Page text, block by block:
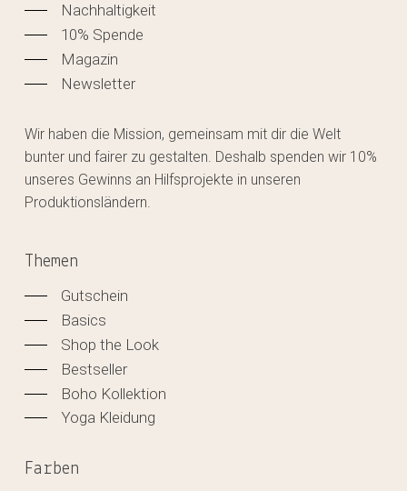
Nachhaltigkeit
10% Spende
Magazin
Newsletter
Wir haben die Mission, gemeinsam mit dir die Welt
bunter und fairer zu gestalten. Deshalb spenden wir 10%
unseres Gewinns an Hilfsprojekte in unseren
Produktionsländern.
Themen
Gutschein
Basics
Shop the Look
Bestseller
Boho Kollektion
Yoga Kleidung
Farben